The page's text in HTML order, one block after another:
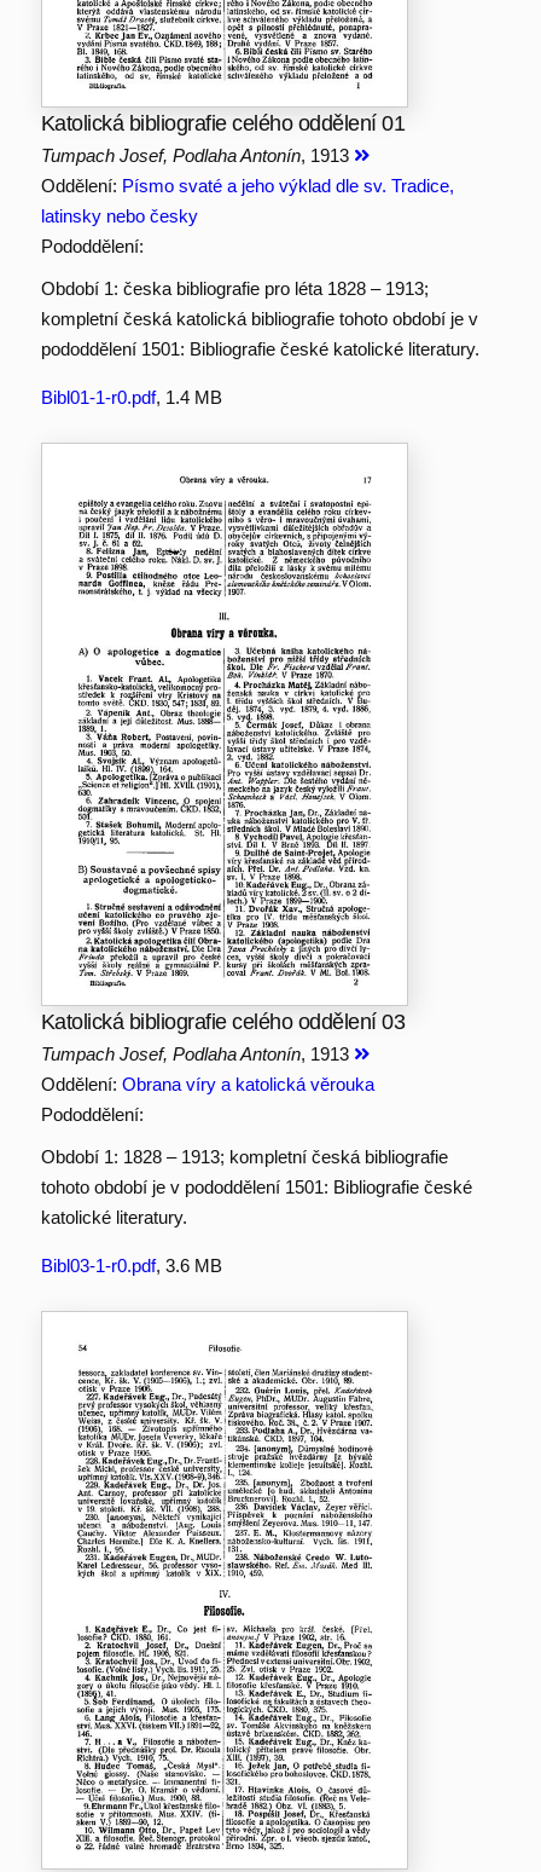
Katolická bibliografie celého oddělení 01
Tumpach Josef, Podlaha Antonín, 1913
Oddělení: Písmo svaté a jeho výklad dle sv. Tradice,
latinsky nebo česky
Pododdělení:
Období 1: česka bibliografie pro léta 1828 – 1913;
kompletní česká katolická bibliografie tohoto období je v
pododdělení 1501: Bibliografie české katolické literatury.
Bibl01-1-r0.pdf, 1.4 MB
Katolická bibliografie celého oddělení 03
Tumpach Josef, Podlaha Antonín, 1913
Oddělení: Obrana víry a katolická věrouka
Pododdělení:
Období 1: 1828 – 1913; kompletní česká bibliografie
tohoto období je v pododdělení 1501: Bibliografie české
katolické literatury.
Bibl03-1-r0.pdf, 3.6 MB